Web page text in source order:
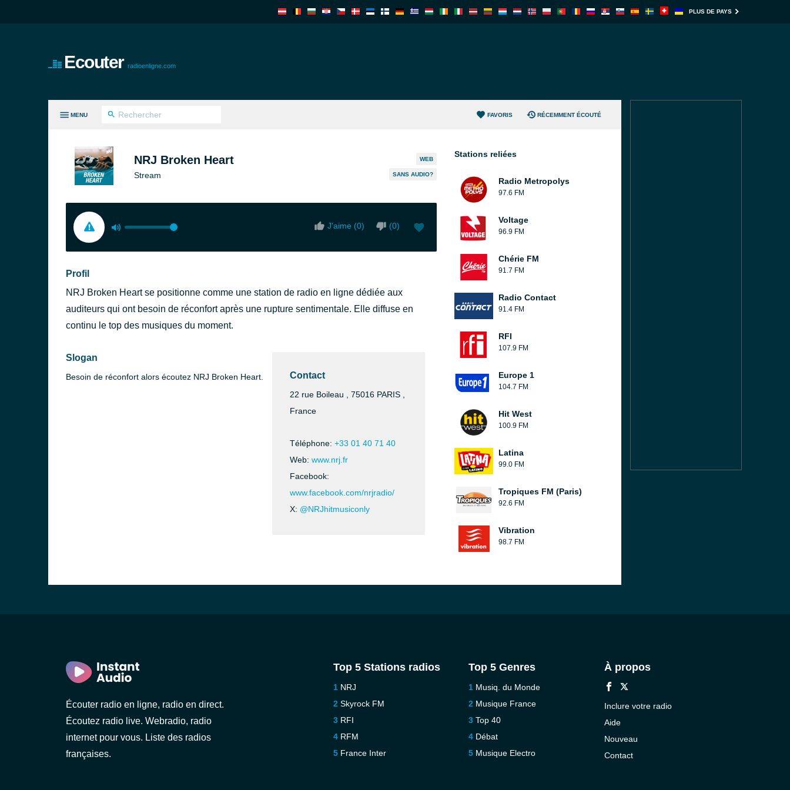
PLUS DE PAYS
Ecouter radioenligne.com
MENU FAVORIS RÉCEMMENT ÉCOUTÉ
NRJ Broken Heart
Stream
WEB
SANS AUDIO?
J'aime (0) (0)
Profil
NRJ Broken Heart se positionne comme une station de radio en ligne dédiée aux
auditeurs qui ont besoin de réconfort après une rupture sentimentale. Elle diffuse en
continu le top des musiques du moment.
Slogan
Besoin de réconfort alors écoutez NRJ Broken Heart. Contact
22 rue Boileau , 75016 PARIS ,
France
Téléphone: +33 01 40 71 40
Web: www.nrj.fr
Facebook:
www.facebook.com/nrjradio/
X: @NRJhitmusiconly
Stations reliées
Radio Metropolys
97.6 FM
Voltage
96.9 FM
Chérie FM
91.7 FM
Radio Contact
91.4 FM
RFI
107.9 FM
Europe 1
104.7 FM
Hit West
100.9 FM
Latina
99.0 FM
Tropiques FM (Paris)
92.6 FM
Vibration
98.7 FM
Écouter radio en ligne, radio en direct.
Écoutez radio live. Webradio, radio
internet pour vous. Liste des radios
françaises.
Top 5 Stations radios
NRJ
Skyrock FM
RFI
RFM
France Inter
Top 5 Genres
Musiq. du Monde
Musique France
Top 40
Débat
Musique Electro
À propos
Inclure votre radio
Aide
Nouveau
Contact